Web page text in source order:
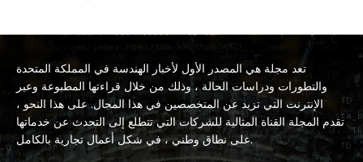
تعد مجلة هي المصدر الأول لأخبار الهندسة في المملكة المتحدة
والتطورات ودراسات الحالة ، وذلك من خلال قراءتها المطبوعة وعبر
الإنترنت التي تزيد عن المتخصصين في هذا المجال. على هذا النحو ،
تقدم المجلة القناة المثالية للشركات التي تتطلع إلى التحدث عن خدماتها
على نطاق وطني ، في شكل أعمال تجارية بالكامل.